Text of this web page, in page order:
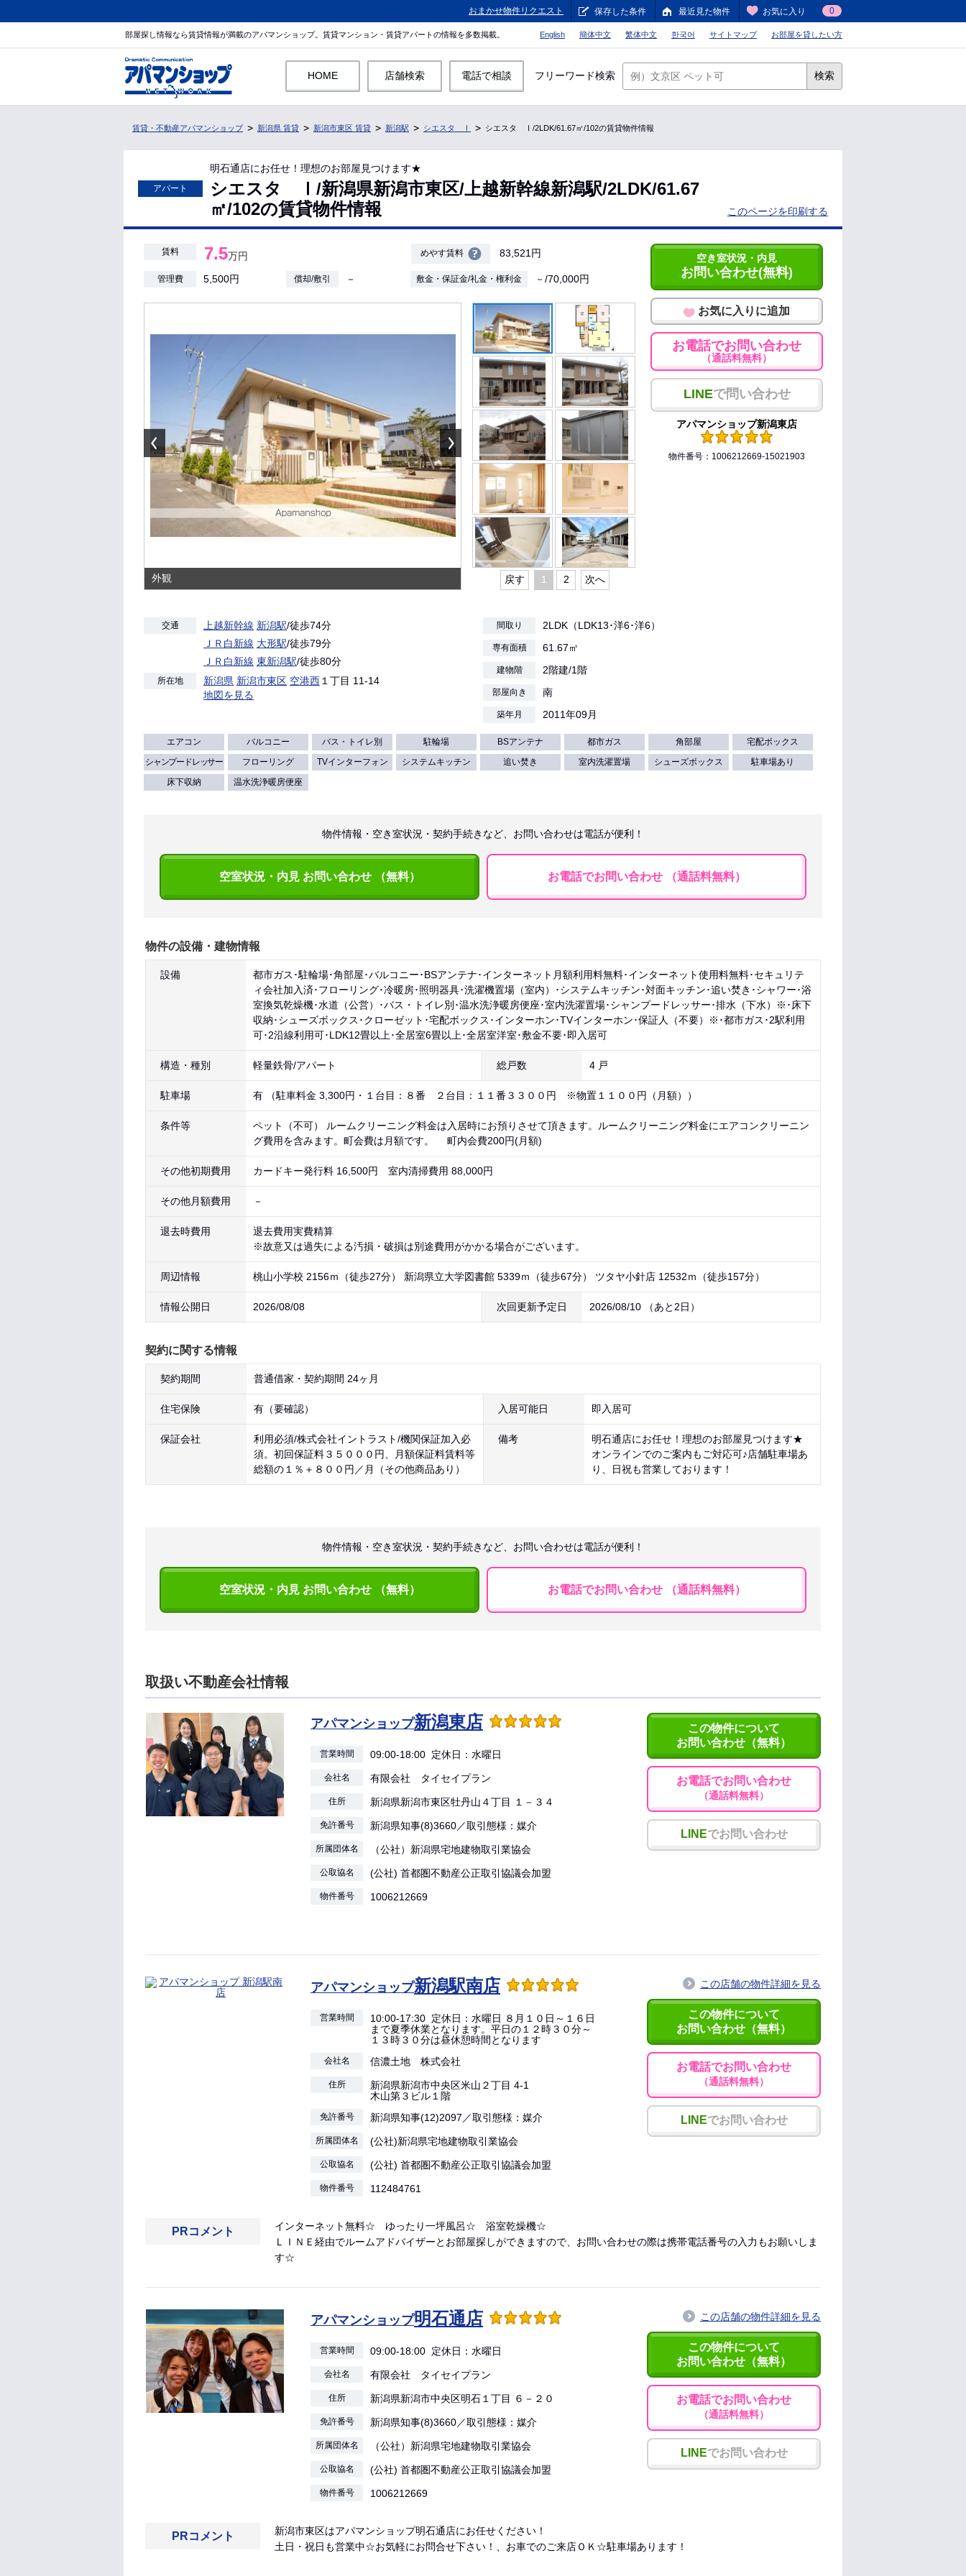
おまかせ物件リクエスト 保存した条件 最近見た物件 お気に入り 0
部屋探し情報なら賃貸情報が満載のアパマンショップ。賃貸マンション・賃貸アパートの情報を多数掲載。 English 簡体中文 繁体中文 한국어 サイトマップ お部屋を貸したい方
HOME 店舗検索 電話で相談 フリーワード検索 検索
賃貸・不動産アパマンショップ 新潟県 賃貸 新潟市東区 賃貸 新潟駅 シエスタ Ⅰ シエスタ Ⅰ/2LDK/61.67㎡/102の賃貸物件情報
アパート
明石通店にお任せ！理想のお部屋見つけます★
シエスタ Ⅰ/新潟県新潟市東区/上越新幹線新潟駅/2LDK/61.67
㎡/102の賃貸物件情報
このページを印刷する
賃料 7.5万円 めやす賃料 83,521円
管理費 5,500円 償却/敷引 － 敷金・保証金/礼金・権利金 －/70,000円
外観 戻す 1 2 次へ
空き室状況・内見
お問い合わせ(無料)
お気に入りに追加
お電話でお問い合わせ
（通話料無料）
LINEで問い合わせ
アパマンショップ新潟東店
物件番号：1006212669-15021903
交通 上越新幹線 新潟駅/徒歩74分
ＪＲ白新線 大形駅/徒歩79分
ＪＲ白新線 東新潟駅/徒歩80分
所在地 新潟県 新潟市東区 空港西１丁目 11-14
地図を見る
間取り 2LDK（LDK13･洋6･洋6）
専有面積 61.67㎡
建物階 2階建/1階
部屋向き 南
築年月 2011年09月
エアコン バルコニー バス・トイレ別 駐輪場 BSアンテナ 都市ガス 角部屋
宅配ボックス
シャンプードレッサー
フローリング TVインターフォン システムキッチン 追い焚き 室内洗濯置場 シューズボックス
駐車場あり
床下収納
温水洗浄暖房便座
物件情報・空き室状況・契約手続きなど、お問い合わせは電話が便利！
空室状況・内見 お問い合わせ （無料） お電話でお問い合わせ （通話料無料）
物件の設備・建物情報
設備
都市ガス･駐輪場･角部屋･バルコニー･BSアンテナ･インターネット月額利用料無料･インターネット使用料無料･セキュリテ
ィ会社加入済･フローリング･冷暖房･照明器具･洗濯機置場（室内）･システムキッチン･対面キッチン･追い焚き･シャワー･浴
室換気乾燥機･水道（公営）･バス・トイレ別･温水洗浄暖房便座･室内洗濯置場･シャンプードレッサー･排水（下水）※･床下
収納･シューズボックス･クローゼット･宅配ボックス･インターホン･TVインターホン･保証人（不要）※･都市ガス･2駅利用
可･2沿線利用可･LDK12畳以上･全居室6畳以上･全居室洋室･敷金不要･即入居可
構造・種別 軽量鉄骨/アパート 総戸数 4 戸
駐車場 有 （駐車料金 3,300円・１台目：８番 ２台目：１１番３３００円 ※物置１１００円（月額））
条件等
ペット（不可） ルームクリーニング料金は入居時にお預りさせて頂きます。ルームクリーニング料金にエアコンクリーニン
グ費用を含みます。町会費は月額です。 町内会費200円(月額)
その他初期費用 カードキー発行料 16,500円 室内清掃費用 88,000円
その他月額費用 －
退去時費用
退去費用実費精算
※故意又は過失による汚損・破損は別途費用がかかる場合がございます。
周辺情報 桃山小学校 2156ｍ（徒歩27分） 新潟県立大学図書館 5339ｍ（徒歩67分） ツタヤ小針店 12532ｍ（徒歩157分）
情報公開日 2026/08/08 次回更新予定日 2026/08/10 （あと 2日 ）
契約に関する情報
契約期間 普通借家・契約期間 24ヶ月
住宅保険 有（要確認） 入居可能日 即入居可
保証会社
利用必須/株式会社イントラスト/機関保証加入必
須。初回保証料３５０００円、月額保証料賃料等
総額の１％＋８００円／月（その他商品あり）
備考
明石通店にお任せ！理想のお部屋見つけます★
オンラインでのご案内もご対応可♪店舗駐車場あ
り、日祝も営業しております！
物件情報・空き室状況・契約手続きなど、お問い合わせは電話が便利！
空室状況・内見 お問い合わせ （無料） お電話でお問い合わせ （通話料無料）
取扱い不動産会社情報
アパマンショップ新潟東店
営業時間 09:00-18:00 定休日：水曜日
会社名 有限会社 タイセイプラン
住所 新潟県新潟市東区牡丹山４丁目 １－３４
免許番号 新潟県知事(8)3660／取引態様：媒介
所属団体名 （公社）新潟県宅地建物取引業協会
公取協名 (公社) 首都圏不動産公正取引協議会加盟
物件番号 1006212669
この物件について
お問い合わせ（無料）
お電話でお問い合わせ
（通話料無料）
LINEでお問い合わせ
アパマンショップ新潟駅南店
営業時間
10:00-17:30 定休日：水曜日 ８月１０日～１６日
まで夏季休業となります。平日の１２時３０分～
１３時３０分は昼休憩時間となります
会社名 信濃土地 株式会社
住所
新潟県新潟市中央区米山２丁目 4-1
木山第３ビル１階
免許番号 新潟県知事(12)2097／取引態様：媒介
所属団体名 (公社)新潟県宅地建物取引業協会
公取協名 (公社) 首都圏不動産公正取引協議会加盟
物件番号 112484761
この店舗の物件詳細を見る
この物件について
お問い合わせ（無料）
お電話でお問い合わせ
（通話料無料）
LINEでお問い合わせ
PRコメント
インターネット無料☆ ゆったり一坪風呂☆ 浴室乾燥機☆
ＬＩＮＥ経由でルームアドバイザーとお部屋探しができますので、お問い合わせの際は携帯電話番号の入力もお願いしま
す☆
アパマンショップ明石通店
営業時間 09:00-18:00 定休日：水曜日
会社名 有限会社 タイセイプラン
住所 新潟県新潟市中央区明石１丁目 ６－２０
免許番号 新潟県知事(8)3660／取引態様：媒介
所属団体名 （公社）新潟県宅地建物取引業協会
公取協名 (公社) 首都圏不動産公正取引協議会加盟
物件番号 1006212669
この店舗の物件詳細を見る
この物件について
お問い合わせ（無料）
お電話でお問い合わせ
（通話料無料）
LINEでお問い合わせ
PRコメント
新潟市東区はアパマンショップ明石通店にお任せください！
土日・祝日も営業中☆お気軽にお問合せ下さい！、お車でのご来店ＯＫ☆駐車場あります！